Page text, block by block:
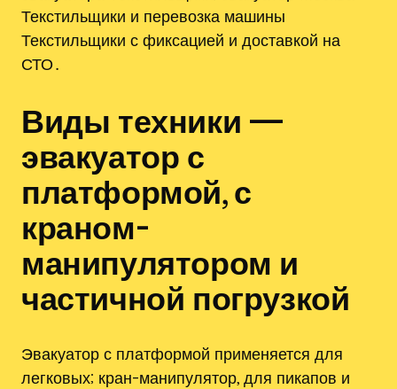
Текстильщики и перевозка машины
Текстильщики с фиксацией и доставкой на
СТО․
Виды техники —
эвакуатор с
платформой, с
краном-
манипулятором и
частичной погрузкой
Эвакуатор с платформой применяется для
легковых; кран-манипулятор, для пикапов и